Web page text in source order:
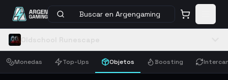
Buscar en Argengaming
Monedas Top-Ups Objetos Boosting